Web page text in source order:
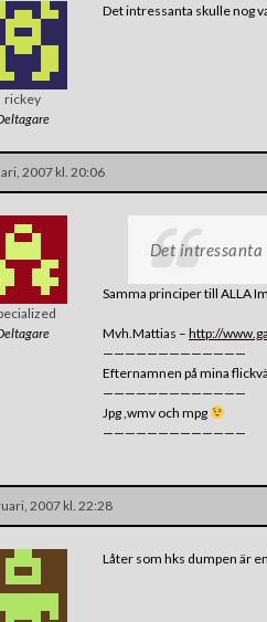
rickey
Det intressanta skulle nog
2007 kl. 20:06
Det
Samma principer till ALLA
Mvh.Mattias – http://
—————————————
Efternamnen på mina
—————————————
Jpg ,wmv och mpg
—————————————
2007 kl. 22:28
Låter som hks dumpen är